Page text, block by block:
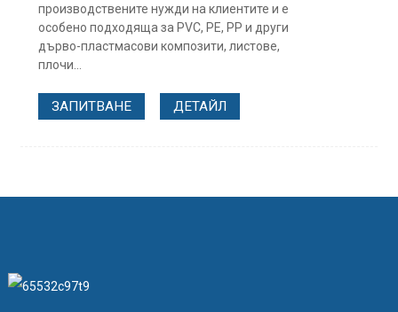
производствените нужди на клиентите и е
особено подходяща за PVC, PE, PP и други
дърво-пластмасови композити, листове,
плочи...
ЗАПИТВАНЕ ДЕТАЙЛ